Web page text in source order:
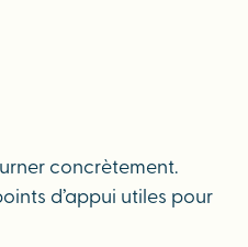
concrètement.
d’appui utiles pour